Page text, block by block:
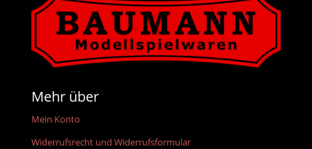
Mehr über
Mein Konto
Widerrufsrecht und Widerrufsformular